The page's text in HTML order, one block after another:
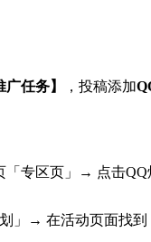
广任务】 ，投稿添加
专区页」→ 点击
」→ 在活动页面找